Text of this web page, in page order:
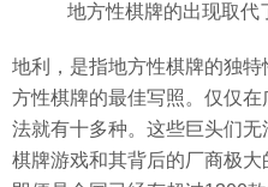
地方性棋牌的出现取代
地利，是指地方性棋牌的独特
方性棋牌的最佳写照。仅仅
法就有十多种。这些巨头们
棋牌游戏和其背后的厂商极大